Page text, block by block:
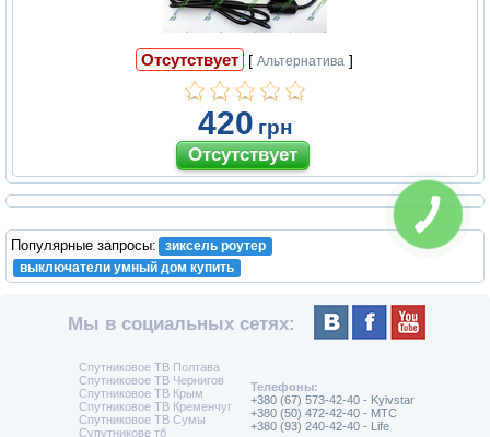
Отсутствует [Альтернатива ]
420 грн
Популярные запросы:
зиксель роутер
выключатели умный дом купить
Мы в социальных сетях:
Спутниковое ТВ Полтава
Спутниковое ТВ Чернигов
Спутниковое ТВ Крым
Спутниковое ТВ Кременчуг
Спутниковое ТВ Сумы
Супутникове тб
Телефоны:
+380 (67) 573-42-40 - Kyivstar
+380 (50) 472-42-40 - MTC
+380 (93) 240-42-40 - Life
КНОПКА
СВЯЗИ